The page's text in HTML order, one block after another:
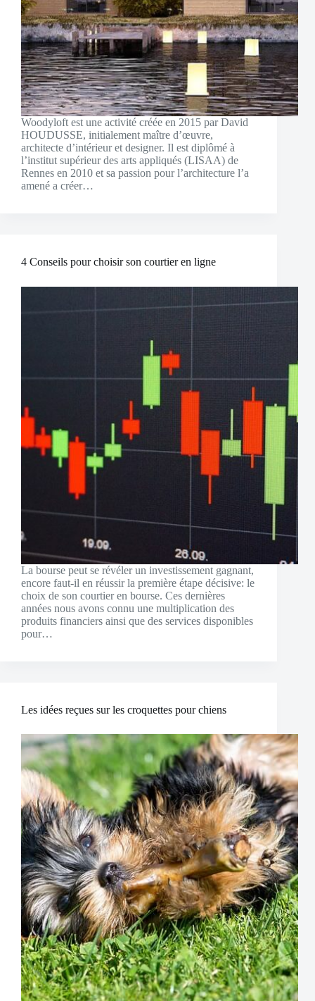
Woodyloft est une activité créée en 2015 par David
HOUDUSSE, initialement maître d’œuvre,
architecte d’intérieur et designer. Il est diplômé à
l’institut supérieur des arts appliqués (LISAA) de
Rennes en 2010 et sa passion pour l’architecture l’a
amené a créer…
4 Conseils pour choisir son courtier en ligne
La bourse peut se révéler un investissement gagnant,
encore faut-il en réussir la première étape décisive: le
choix de son courtier en bourse. Ces dernières
années nous avons connu une multiplication des
produits financiers ainsi que des services disponibles
pour…
Les idées reçues sur les croquettes pour chiens